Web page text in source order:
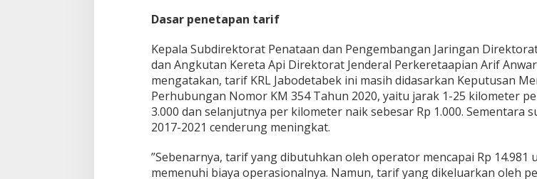
Dasar penetapan tarif
Kepala Subdirektorat Penataan dan Pengembangan Jaringan
dan Angkutan Kereta Api Direktorat Jenderal Perkeretaapian Arif Anwar
mengatakan, tarif KRL Jabodetabek ini masih didasarkan Keputusan
Perhubungan Nomor KM 354 Tahun 2020, yaitu jarak 1-25 kilometer
3.000 dan selanjutnya per kilometer naik sebesar Rp 1.000. Sementara
2017-2021 cenderung meningkat.
”Sebenarnya, tarif yang dibutuhkan oleh operator mencapai Rp 14.981
memenuhi biaya operasionalnya. Namun, tarif yang dikeluarkan oleh